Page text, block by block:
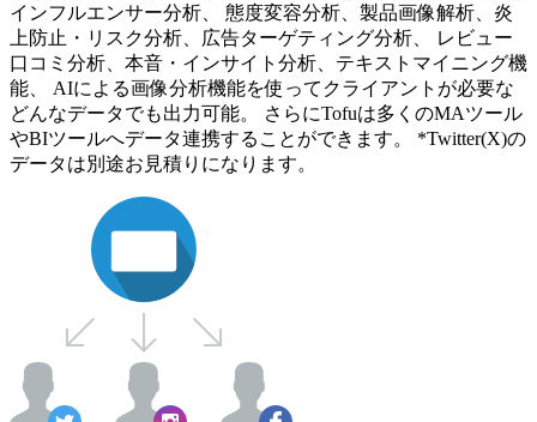
インフルエンサー分析、 態度変容分析、製品画像解析、炎
上防止・リスク分析、広告ターゲティング分析、 レビュー
口コミ分析、本音・インサイト分析、テキストマイニング機
能、 AIによる画像分析機能を使ってクライアントが必要な
どんなデータでも出力可能。 さらにTofuは多くのMAツール
やBIツールへデータ連携することができます。 *Twitter(X)の
データは別途お見積りになります。